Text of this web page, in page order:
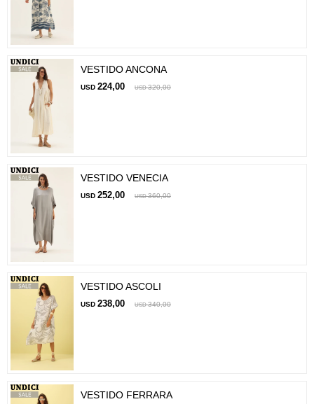
VESTIDO ANCONA
USD 224,00 USD 320,00
VESTIDO VENECIA
USD 252,00 USD 360,00
VESTIDO ASCOLI
USD 238,00 USD 340,00
VESTIDO FERRARA